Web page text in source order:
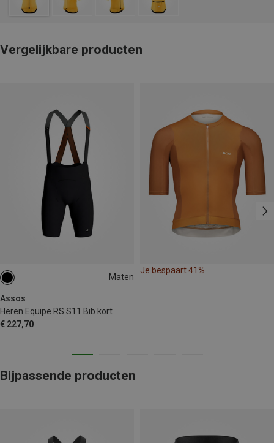
Vergelijkbare producten
Maten
Assos
Heren Equipe RS S11 Bib kort
€ 227,70
S
Je bespaart 41%
Bijpassende producten